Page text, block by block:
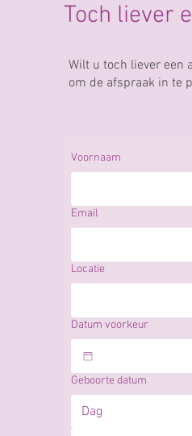
Toch liever
Wilt u toch liever een
om de afspraak in te
Voornaam
Email
Locatie
Datum voorkeur
Geboorte datum